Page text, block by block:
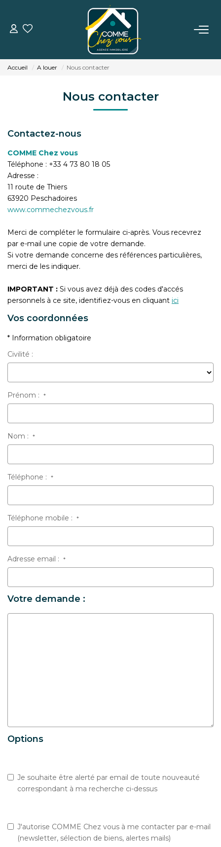
VENTE
ESTIMATION
BIENS VENDUS
L'AGENCE
TÉMOIGNAGES
CONTACT
Accueil A louer Nous contacter
Nous contacter
Contactez-nous
COMME Chez vous
Téléphone : +33 4 73 80 18 05
Adresse :
11 route de Thiers
63920 Peschadoires
www.commechezvous.fr
Merci de compléter le formulaire ci-après. Vous recevrez
par e-mail une copie de votre demande.
Si votre demande concerne des références particulières,
merci de les indiquer.
IMPORTANT : Si vous avez déjà des codes d'accés
personnels à ce site, identifiez-vous en cliquant ici
Vos coordonnées
* Information obligatoire
Civilité :
Prénom : *
Nom : *
Téléphone : *
Téléphone mobile : *
Adresse email : *
Votre demande :
Options
Je souhaite être alerté par email de toute nouveauté
correspondant à ma recherche ci-dessus
J'autorise COMME Chez vous à me contacter par e-mail
(newsletter, sélection de biens, alertes mails)